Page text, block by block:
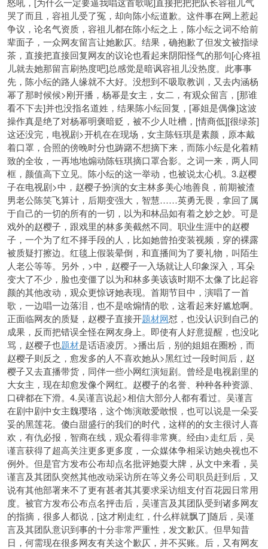
哭了而且，容祖儿受了冤，却向陈小纭道歉。这件事在网上惹起
争议，论名气资质，容祖儿都在陈小纭之上，陈小纭之词不给前
辈面子，一众网友留言让她歉仄。结果，确抱歉了但发文被指绿
茶，直接把直接回复网友的议论也看起来阴阳怪气的那句[心疼祖
儿就去她那留言刷热度吧]总感觉是暗讽容祖儿没热度。此事事
先，陈小纭的路人缘就不大好。没想到不吸取教训，又去内涵杨
幂了那时候候>刚开播，杨幂是女主，女二，有观众留言，[那谁
看不下去]并也没指名道姓，结果陈小纭回复，[幂姐是偶像]这波
操作真是绝了对杨幂明褒暗贬，被不少人吐槽，[情商低][很绿茶]
这还没完，电视剧>开机在在现场，女主陈钰琪是素颜，原本戴
着口罩，合照的傍晚时分也踌躇不想摘下来，而陈小纭是化着精
致的全妆，一再地地煽动陈钰琪摘口罩合影。之词一来，两人同
框，颜值高下立见。陈小纭的这一举动，也被说太心机。3.赵樱
子在电视剧>中，赵樱子扮演的女主林多美心地善良，前期被渣
男老公陈笑飞算计，后期变强大，智慧……英勇无畏，拿回了属
于自己的一切的所有的一切，以为和林品如有着之妙之妙。可是
戏外的赵樱子，跟戏里的林多美截然不同。职业生涯中的赵樱
子，一个为了红不择手段的人，比如她曾拍变装视频，穿的裸露
被质疑打擦边。红毯上假装晕倒，和直播间为了要礼物，叫陌生
人老公等等。另外，>中，赵樱子一入场就让人印象深入，耳朵
变大了不少，脸也变僵了以为和林多美该该时期不太像了比起容
颜的其他改动，观众更惊讶她表现。首期节目中，演唱了一首
歌，一边唱一边落泪，也不是啥煽情的歌，这看起来好尴尬啊。
正面临网友的质疑，赵樱子直接开题材网怼，也没认识到自己的
成果，反而把错误全怪在网友身上。即使有人好意提醒，也没叱
骂，赵樱子也题材是话语凌厉。>播出后，别的姐姐在圈粉，而
赵樱子则反之，愈发多的人不喜欢她从>黑红过一段时间后，赵
樱子又去直播带货，同伴一些小网红演短剧。曾经是电视剧里的
大女主，现在却愈发像个网红。赵樱子的名誉、种种各种资源、
口碑都在下滑。4.吴谨言说起>相信大部分人都有看过。吴谨言
在剧中剧中女主魏璎珞，这个饰演敢爱敢恨，也可以说是一朵妥
妥的黑莲花。傻白甜盛行的我们的时代，这样的的女主很讨人喜
欢，有仇必报，智商在线，观众看得非常爽。经由>走红后，吴
谨言获得了超高关注更多更多度，一众媒体争相采访她央视也不
例外。但是官方发布公布却点名批评她耍大牌，从文中来看，吴
谨言及其团队突然其他改动采访所在等义务公司职员赶到后，又
说有其他部署来不了更有甚者其其要求采访组支付百花园日常用
度。被官方发布公布点名抨击后，吴谨言及其团队受到诸多网友
的指摘，很多人都说，[这才刚走红，什么样就飘了]随后，吴谨
言及其团队意识到事的十分非常严重性，发文歉仄。但早知昔
日，何需现在很多网友有关这个歉仄，并不买账。后，又有网友